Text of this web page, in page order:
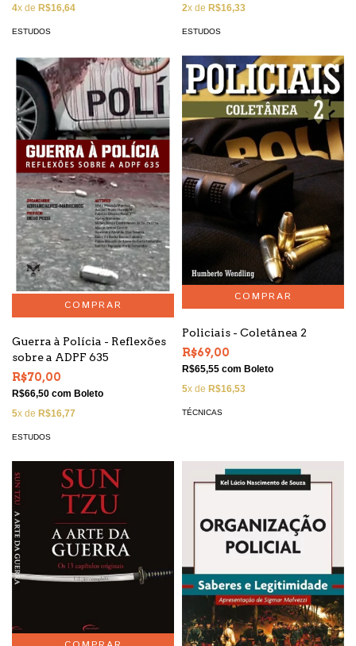
4x de R$16,64
ESTUDOS
2x de R$16,33
ESTUDOS
Guerra à Polícia - Reflexões
sobre a ADPF 635
R$70,00
R$66,50 com Boleto
5x de R$16,77
ESTUDOS
Policiais - Coletânea 2
R$69,00
R$65,55 com Boleto
5x de R$16,53
TÉCNICAS